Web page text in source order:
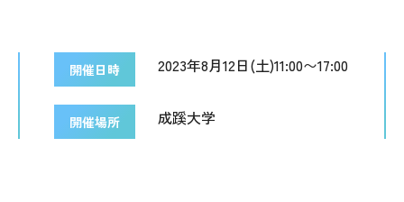
開催日時 2023年8月12日(土)11:00〜17:00
開催場所 成蹊大学